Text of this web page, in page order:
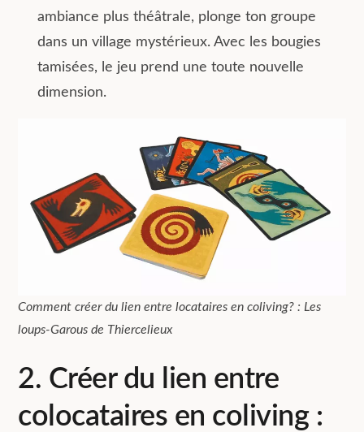
ambiance plus théâtrale, plonge ton groupe
dans un village mystérieux. Avec les bougies
tamisées, le jeu prend une toute nouvelle
dimension.
Comment créer du lien entre locataires en coliving? : Les
loups-Garous de Thiercelieux
2. Créer du lien entre
colocataires en coliving :